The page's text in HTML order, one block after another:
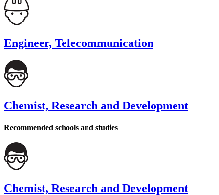
Engineer, Telecommunication
Chemist, Research and Development
Recommended schools and studies
Chemist, Research and Development